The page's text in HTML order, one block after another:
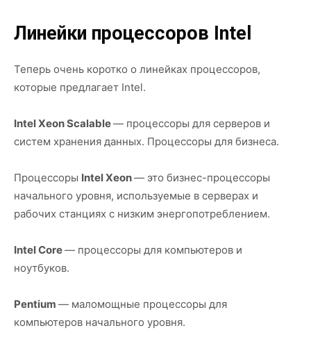
Линейки процессоров Intel
Теперь очень коротко о линейках процессоров,
которые предлагает Intel.
Intel Xeon Scalable— процессоры для серверов и
систем хранения данных. Процессоры для бизнеса.
Процессоры Intel Xeon— это бизнес-процессоры
начального уровня, используемые в серверах и
рабочих станциях с низким энергопотреблением.
Intel Core— процессоры для компьютеров и
ноутбуков.
Pentium — маломощные процессоры для
компьютеров начального уровня.